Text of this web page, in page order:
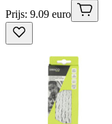
Prijs: 9.09 euro